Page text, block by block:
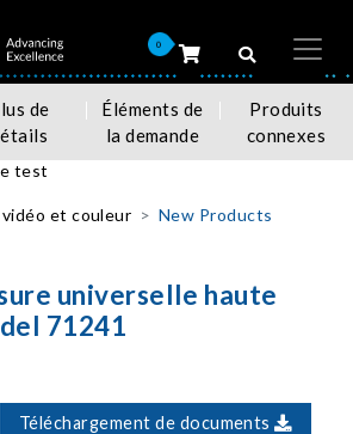
0
de
Éléments de
la demande
Produits
connexes
test
et couleur New Products
universelle haute
71241
Téléchargement de documents